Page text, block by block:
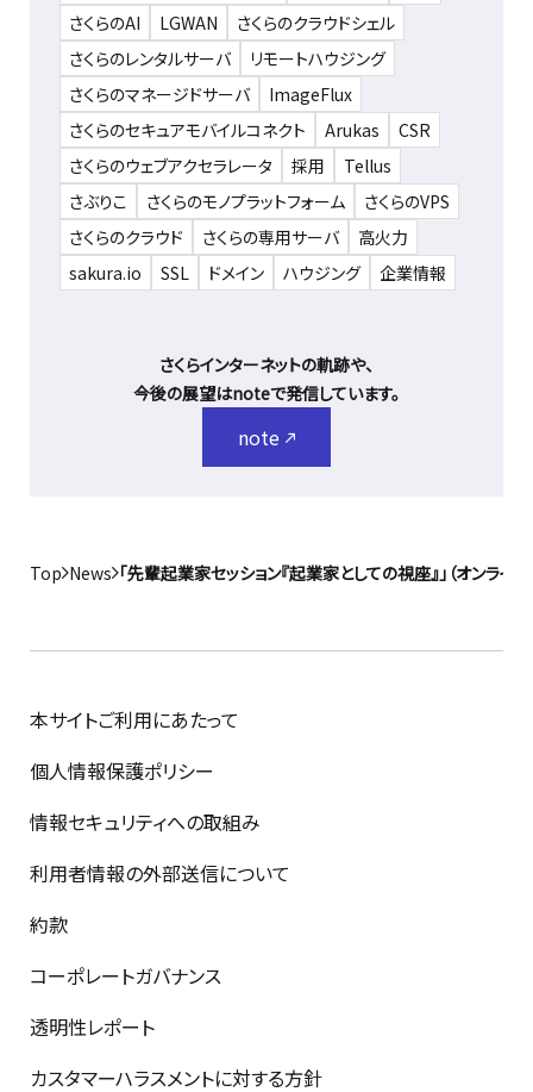
さくらのAI
LGWAN
さくらのクラウドシェル
さくらのレンタルサーバ
リモートハウジング
さくらのマネージドサーバ
ImageFlux
さくらのセキュアモバイルコネクト
Arukas
CSR
さくらのウェブアクセラレータ
採用
Tellus
さぶりこ
さくらのモノプラットフォーム
さくらのVPS
さくらのクラウド
さくらの専用サーバ
高火力
sakura.io
SSL ドメイン ハウジング 企業情報
さくらインターネットの軌跡や、
今後の展望はnoteで発信しています。
note
Top News 「先輩起業家セッション『起業家としての視座』」（オンラ
本サイトご利用にあたって
個人情報保護ポリシー
情報セキュリティへの取組み
利用者情報の外部送信について
約款
コーポレートガバナンス
透明性レポート
カスタマーハラスメントに対する方針